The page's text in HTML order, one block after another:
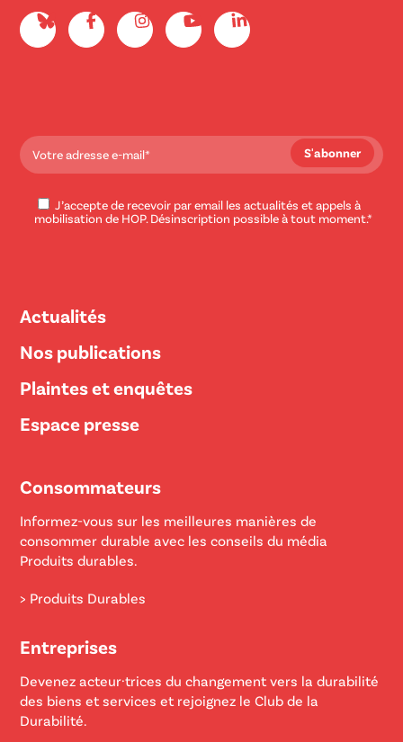
J’accepte de recevoir par email les actualités et appels à
mobilisation de HOP. Désinscription possible à tout moment.*
Actualités
Nos publications
Plaintes et enquêtes
Espace presse
Consommateurs
Informez-vous sur les meilleures manières de
consommer durable avec les conseils du média
Produits durables.
> Produits Durables
Entreprises
Devenez acteur·trices du changement vers la durabilité
des biens et services et rejoignez le Club de la
Durabilité.